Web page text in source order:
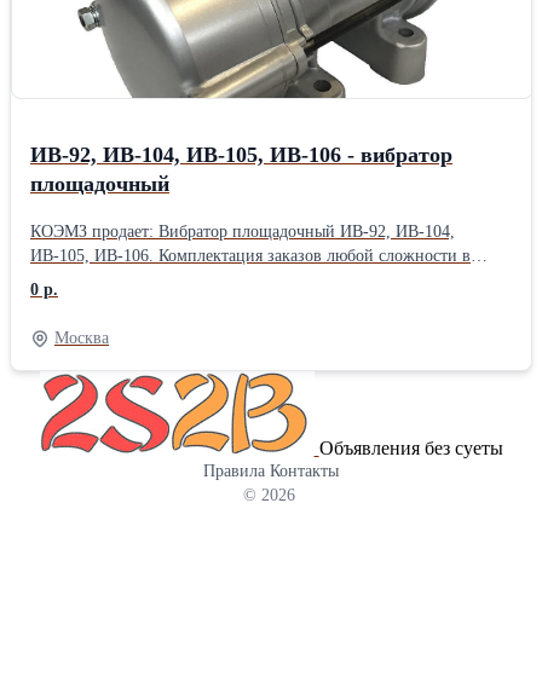
ИВ-92, ИВ-104, ИВ-105, ИВ-106 - вибратор
площадочный
КОЭМЗ продает: Вибратор площадочный ИВ-92, ИВ-104,
ИВ-105, ИВ-106. Комплектация заказов любой сложности в
кратчайшие сроки. Большой ассортимент товара на складах и
постоянное его обновление. Иногородним клиентам возможна
отправка товаров в Регионы почтой, курьерскими службами и
транспортными компаниями! Вы делаете заказ — мы делаем все
остальное! Подробности по телефону или на сайте:
0 р.
Москва
Объявления без суеты
Правила Контакты
© 2026